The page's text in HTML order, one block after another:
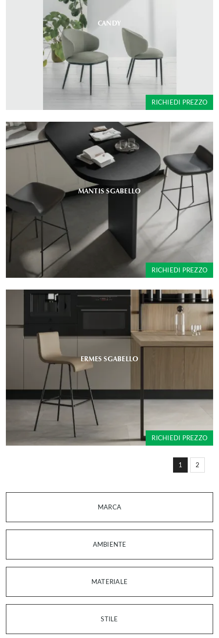
MARCA
AMBIENTE
MATERIALE
STILE
1 2
CANDY
RICHIEDI PREZZO
MANTIS SGABELLO
RICHIEDI PREZZO
ERMES SGABELLO
RICHIEDI PREZZO